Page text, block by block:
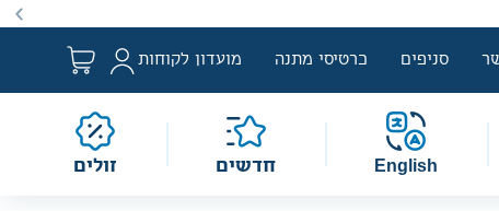
למבצע לפי הגדרת החוק. מבצעים מתקיימים מעת לעת לתקופה
סניפים כרטיסי מתנה מועדון לקוחות
English חדשים זולים